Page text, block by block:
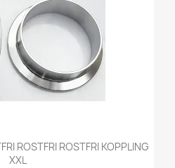
ROSTFRI ROSTFRI KOPPLING
XXL